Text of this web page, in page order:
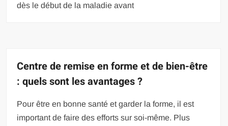
dès le début de la maladie avant
Centre de remise en forme et de bien-être
: quels sont les avantages ?
Pour être en bonne santé et garder la forme, il est
important de faire des efforts sur soi-même. Plus